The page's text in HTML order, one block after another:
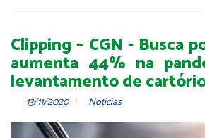
Clipping – CGN - Busca
aumenta 44% na
levantamento de
13/11/2020 Notícias